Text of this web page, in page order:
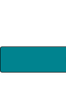
Skip